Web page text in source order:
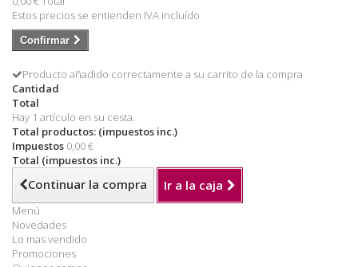
Estos precios se entienden IVA incluído
Confirmar
Producto añadido correctamente a su carrito de la compra
Cantidad
Total
Hay 1 artículo en su cesta.
Total productos: (impuestos inc.)
Impuestos 0,00 €
Total (impuestos inc.)
Continuar la compra Ir a la caja
Menú
Novedades
Lo mas vendido
Promociones